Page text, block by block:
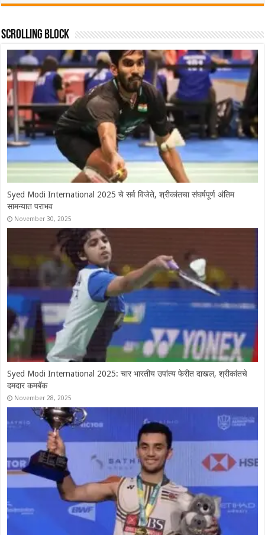
Scrolling Block
Syed Modi International 2025 चे सर्व विजेते, श्रीकांतचा संघर्षपूर्ण अंतिम
सामन्यात पराभव
November 30, 2025
Syed Modi International 2025: चार भारतीय उपांत्य फेरीत दाखल, श्रीकांतचे
दमदार कमबॅक
November 28, 2025